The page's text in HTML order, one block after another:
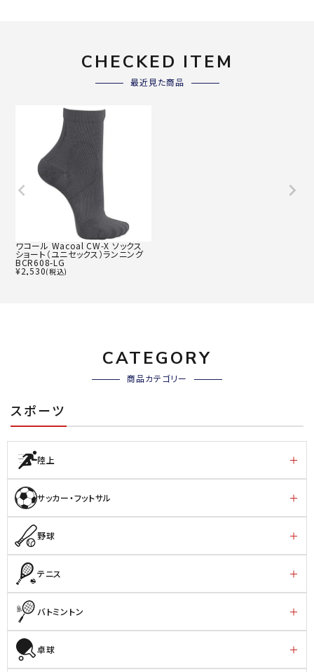
CHECKED ITEM
最近見た商品
ワコール Wacoal CW-X ソックス
ショート（ユニセックス）ランニング
BCR608-LG
¥2,530(税込)
CATEGORY
商品カテゴリー
スポーツ
陸上
サッカー・フットサル
野球
テニス
バトミントン
卓球